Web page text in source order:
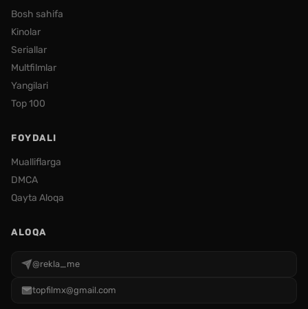
Bosh sahifa
Kinolar
Seriallar
Multfilmlar
Yangilari
Top 100
FOYDALI
Mualliflarga
DMCA
Qayta Aloqa
ALOQA
@rekla_me
topfilmx@gmail.com